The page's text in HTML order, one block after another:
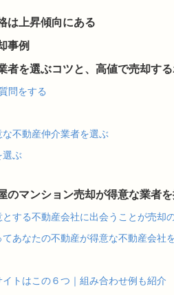
は上昇傾向にある
事例
者を選ぶコツと、高値で売却す
問をする
不動産仲介業者を選ぶ
ぶ
のマンション売却が得意な業者
する不動産会社に出会うことが売却
あなたの不動産が得意な不動産会社
トはこの６つ｜組み合わせ例も紹介